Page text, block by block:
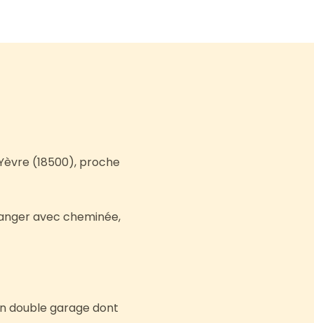
(18500), proche
avec cheminée,
double garage dont